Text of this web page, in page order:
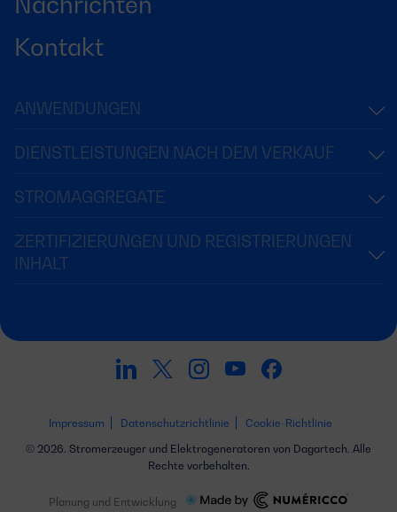
Kontakt
ANWENDUNGEN
DIENSTLEISTUNGEN NACH DEM VERKAUF
STROMAGGREGATE
ZERTIFIZIERUNGEN UND REGISTRIERUNGEN
INHALT
Impressum Datenschutzrichtlinie
Cookie-Richtlinie
© 2026. Stromerzeuger und Elektrogeneratoren von Dagartech. Alle
Rechte vorbehalten.
Planung und Entwicklung